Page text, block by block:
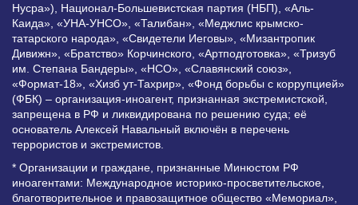
Нусра»), Национал-Большевистская партия (НБП), «Аль-
Каида», «УНА-УНСО», «Талибан», «Меджлис крымско-
татарского народа», «Свидетели Иеговы», «Мизантропик
Дивижн», «Братство» Корчинского, «Артподготовка», «Тризуб
им. Степана Бандеры», «НСО», «Славянский союз»,
«Формат-18», «Хизб ут-Тахрир», «Фонд борьбы с коррупцией»
(ФБК) – организация-иноагент, признанная экстремистской,
запрещена в РФ и ликвидирована по решению суда; её
основатель Алексей Навальный включён в перечень
террористов и экстремистов.
* Организации и граждане, признанные Минюстом РФ
иноагентами: Международное историко-просветительское,
благотворительное и правозащитное общество «Мемориал»,